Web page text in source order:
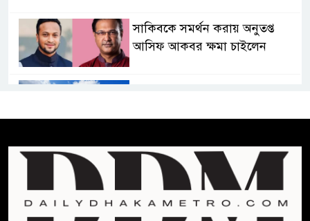
সাকিবকে সমর্থন করায় অনুতপ্ত
আসিফ আকবর ক্ষমা চাইলেন
প্রথম শ্রেণি ছাড়া অন্য সব শ্রেণিতে
হবে ভর্তি পরীক্ষা: শিক্ষা মন্ত্রণালয়
কাউকে অসম্মান করতে নয়,